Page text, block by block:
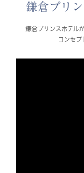
鎌倉プリ
鎌倉プリンスホテル
コンセプ